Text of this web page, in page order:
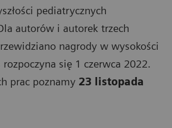
pediatrycznych
autorów i autorek trzech
nagrody w wysokości
rozpoczyna się 1 czerwca 2022.
prac poznamy 23 listopada